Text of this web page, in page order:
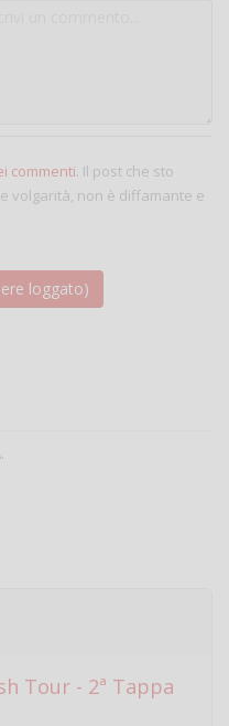
commenti. Il post che sto
volgarità, non è diffamante e
Tour - 2ª Tappa